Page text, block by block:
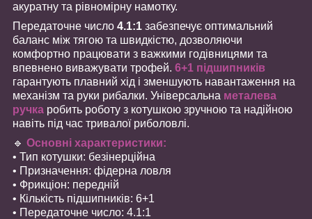
акуратну та рівномірну намотку.
Передаточне число 4.1:1 забезпечує оптимальний
баланс між тягою та швидкістю, дозволяючи
комфортно працювати з важкими годівницями та
впевнено виважувати трофей. 6+1 підшипників
гарантують плавний хід і зменшують навантаження на
механізм та руки рибалки. Універсальна металева
ручка робить роботу з котушкою зручною та надійною
навіть під час тривалої риболовлі.
🔹 Основні характеристики:
• Тип котушки: безінерційна
• Призначення: фідерна ловля
• Фрикціон: передній
• Кількість підшипників: 6+1
• Передаточне число: 4.1:1